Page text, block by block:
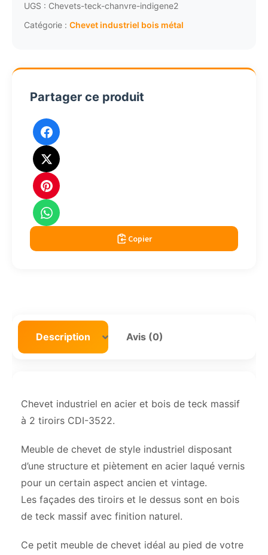
acier
bois
2
3522
UGS : Chevets-teck-chanvre-indigene2
Catégorie : Chevet industriel bois métal
Partager ce produit
Copier
Description Avis (0)
Chevet industriel en acier et bois de teck massif
à 2 tiroirs CDI-3522.
Meuble de chevet de style industriel disposant
d’une structure et piètement en acier laqué vernis
pour un certain aspect ancien et vintage.
Les façades des tiroirs et le dessus sont en bois
de teck massif avec finition naturel.
Ce petit meuble de chevet idéal au pied de votre